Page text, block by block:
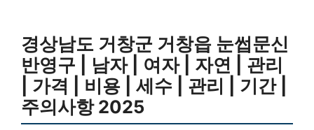
경상남도 거창군 거창읍 눈썹문신
반영구 | 남자 | 여자 | 자연 | 관리
| 가격 | 비용 | 세수 | 관리 | 기간 |
주의사항 2025